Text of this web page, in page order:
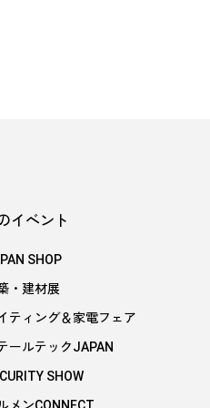
イベント
SHOP
・建材展
ティング＆家電フェア
ールテックJAPAN
SHOW